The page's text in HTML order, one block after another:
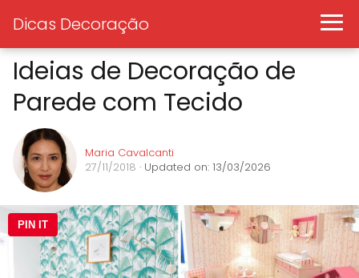
Dicas Decoração
Ideias de Decoração de
Parede com Tecido
Maria Cavalcanti
27/11/2018 · Updated on: 13/03/2026
PIN IT